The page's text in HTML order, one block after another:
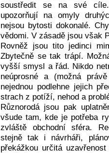
soustředit se na své
upozorňují na omyly
nejsou bytosti dokonalé.
vědomi. V zásadě jsou však
Rovněž jsou tito jedinci
Zbytečně se tak trápí.
vyšší smysl a řád. Nikdo
neúprosné a (možná
nejednou podlehne jejich
strach z potíží, nehod a
Různorodá jsou pak
všude tam, kde je potřeba
zvláště obchodní sféra.
stejně tak i návrháři,
překážkou určitá